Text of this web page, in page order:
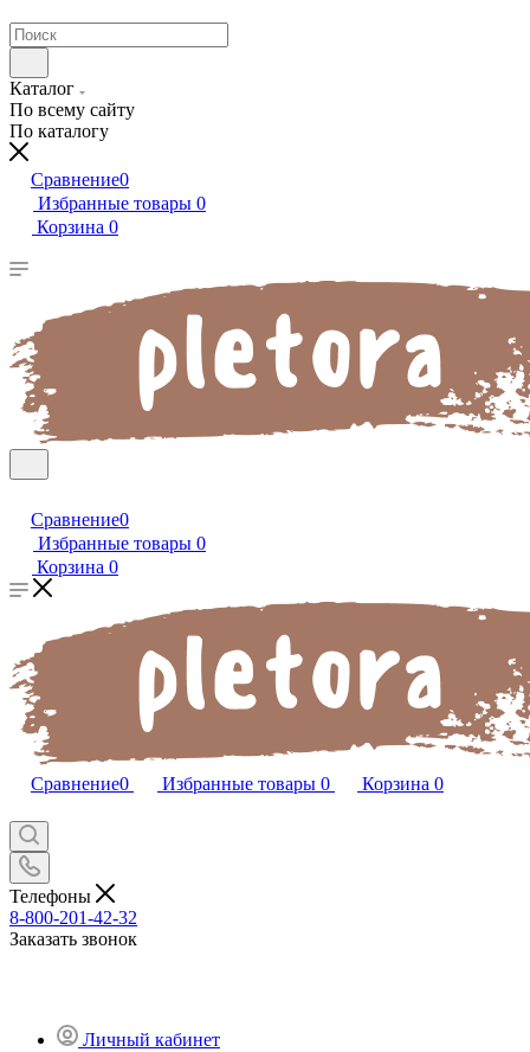
Каталог
По всему сайту
По каталогу
Сравнение0
Избранные товары 0
Корзина 0
Сравнение0
Избранные товары 0
Корзина 0
Сравнение0 Избранные товары 0 Корзина 0
Телефоны
8-800-201-42-32
Заказать звонок
Личный кабинет